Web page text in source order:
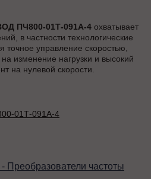
ПЧ800-01Т-091А-4 охватывает
в частности технологические
точное управление скоростью,
изменение нагрузки и высокий
на нулевой скорости.
- Преобразователи частоты